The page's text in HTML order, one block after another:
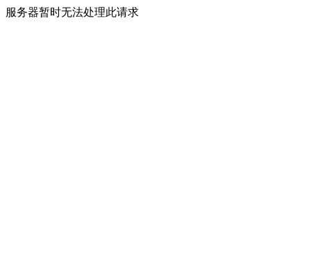
服务器暂时无法处理此请求